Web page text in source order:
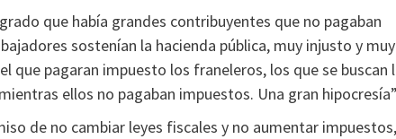
que había grandes contribuyentes que no pagaban
sostenían la hacienda pública, muy injusto y muy
que pagaran impuesto los franeleros, los que se buscan
ellos no pagaban impuestos. Una gran
de no cambiar leyes fiscales y no aumentar impuestos,